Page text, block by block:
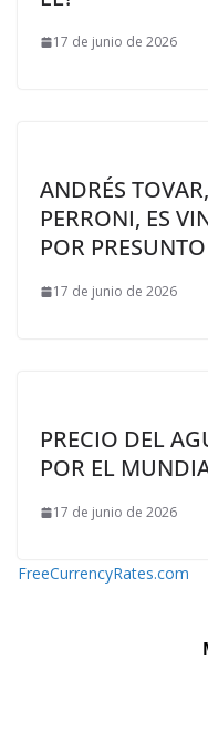
17 de junio de 2026
ANDRÉS
PERRONI, ES
POR
17 de junio de 2026
PRECIO DEL
POR EL
17 de junio de 2026
FreeCurrencyRates.com